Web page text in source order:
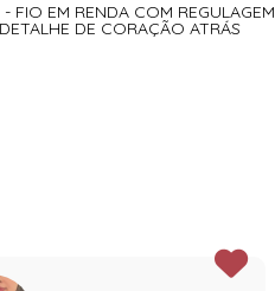
FIO EM RENDA COM REGULAGEM
DE CORAÇÃO ATRÁS